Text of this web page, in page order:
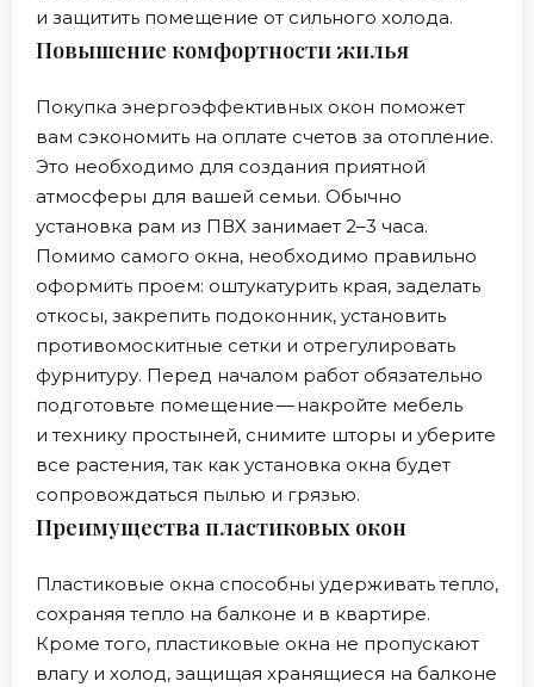
и защитить помещение от сильного холода.
Повышение комфортности жилья
Покупка энергоэффективных окон поможет
вам сэкономить на оплате счетов за отопление.
Это необходимо для создания приятной
атмосферы для вашей семьи. Обычно
установка рам из ПВХ занимает 2–3 часа.
Помимо самого окна, необходимо правильно
оформить проем: оштукатурить края, заделать
откосы, закрепить подоконник, установить
противомоскитные сетки и отрегулировать
фурнитуру. Перед началом работ обязательно
подготовьте помещение — накройте мебель
и технику простыней, снимите шторы и уберите
все растения, так как установка окна будет
сопровождаться пылью и грязью.
Преимущества пластиковых окон
Пластиковые окна способны удерживать тепло,
сохраняя тепло на балконе и в квартире.
Кроме того, пластиковые окна не пропускают
влагу и холод, защищая хранящиеся на балконе